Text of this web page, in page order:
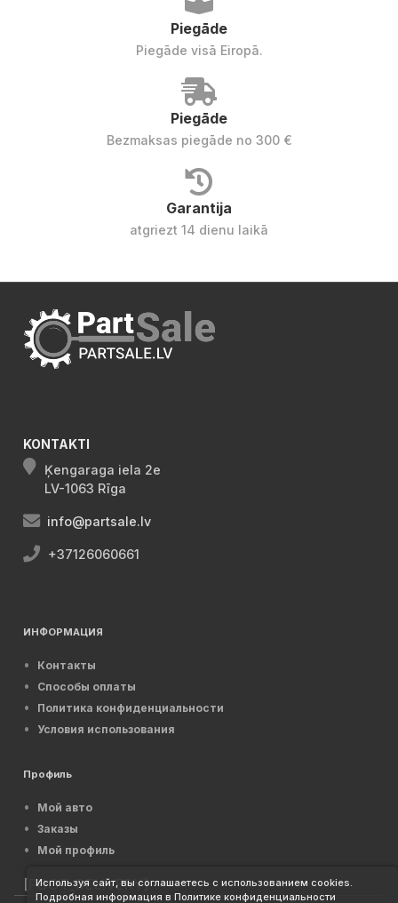
Piegāde
Piegāde visā Eiropā.
Piegāde
Bezmaksas piegāde no 300 €
Garantija
atgriezt 14 dienu laikā
KONTAKTI
Ķengaraga iela 2e
LV-1063 Rīga
info@partsale.lv
+37126060661
ИНФОРМАЦИЯ
Контакты
Способы оплаты
Политика конфиденциальности
Условия использования
Профиль
Мой авто
Заказы
Мой профиль
[FOOT_DELIVERY]
Используя сайт, вы соглашаетесь с использованием cookies.
Подробная информация в Политике конфиденциальности